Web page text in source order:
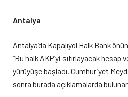
Antalya
Antalya’da Kapalıyol Halk Bank
“Bu halk AKP’yi sıfırlayacak hesap
yürüyüşe başladı. Cumhuriyet
sonra burada açıklamalarda